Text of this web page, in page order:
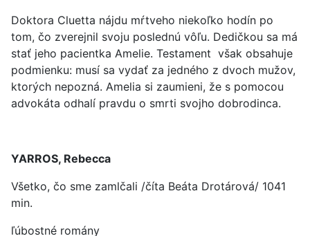
Doktora Cluetta nájdu mŕtveho niekoľko hodín po
tom, čo zverejnil svoju poslednú vôľu. Dedičkou sa má
stať jeho pacientka Amelie. Testament však obsahuje
podmienku: musí sa vydať za jedného z dvoch mužov,
ktorých nepozná. Amelia si zaumieni, že s pomocou
advokáta odhalí pravdu o smrti svojho dobrodinca.
YARROS, Rebecca
Všetko, čo sme zamlčali /číta Beáta Drotárová/ 1041
min.
ľúbostné romány